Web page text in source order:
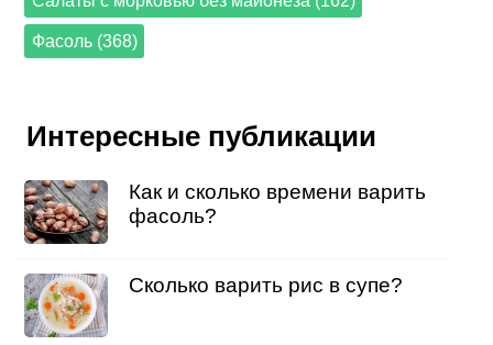
Фасоль (368)
Интересные публикации
Как и сколько времени варить
фасоль?
Сколько варить рис в супе?